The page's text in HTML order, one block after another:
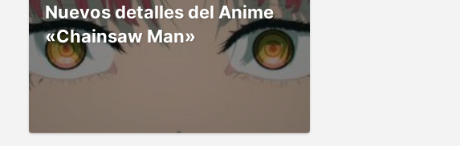
Nuevos detalles del Anime
«Chainsaw Man»